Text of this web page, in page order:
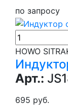
по запросу
HOWO
Арт.:
695 руб.